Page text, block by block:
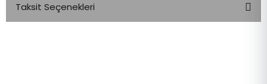
Taksit Seçenekleri